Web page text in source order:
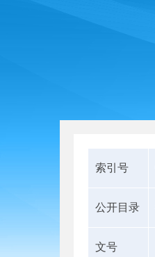
索引号
公开目录
文号